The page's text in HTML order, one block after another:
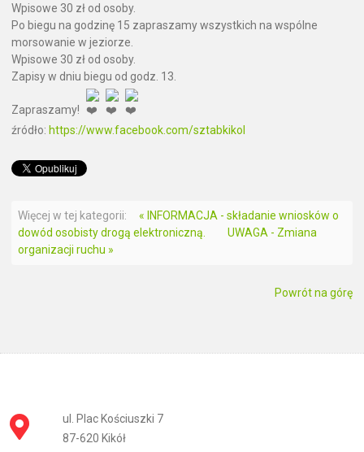
Wpisowe 30 zł od osoby.
Po biegu na godzinę 15 zapraszamy wszystkich na wspólne
morsowanie w jeziorze.
Wpisowe 30 zł od osoby.
Zapisy w dniu biegu od godz. 13.
Zapraszamy!
źródło: https://www.facebook.com/sztabkikol
Więcej w tej kategorii:
« INFORMACJA - składanie wniosków o
dowód osobisty drogą elektroniczną.
UWAGA - Zmiana
organizacji ruchu »
Powrót na górę
ul. Plac Kościuszki 7
87-620 Kikół